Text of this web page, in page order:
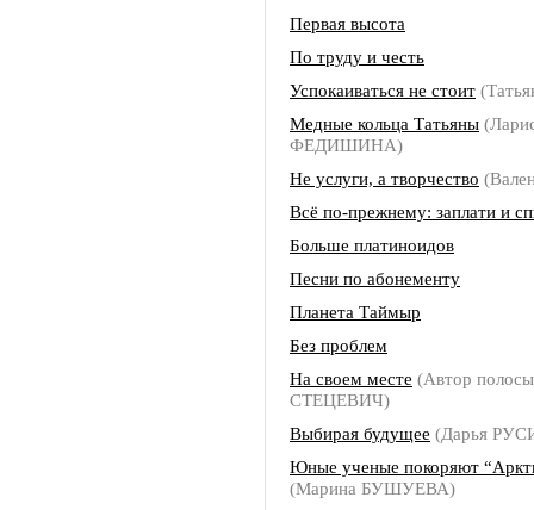
Первая высота
По труду и честь
Успокаиваться не стоит
Медные кольца Татьяны
ФЕДИШИНА)
Не услуги, а творчество
Всё по-прежнему: заплати и
Больше платиноидов
Песни по абонементу
Планета Таймыр
Без проблем
На своем месте (Автор
СТЕЦЕВИЧ)
Выбирая будущее (Дарья
Юные ученые покоряют
(Марина БУШУЕВА)